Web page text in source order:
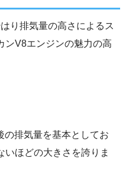
り排気量の高さによるス
ンV8エンジンの魅力の高
の排気量を基本としてお
いほどの大きさを誇りま